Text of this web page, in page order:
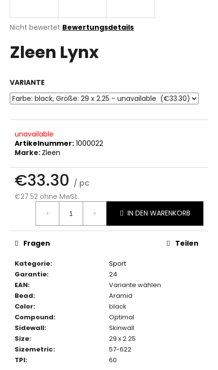
Die
Produktbewertung
ist
5
Sternen.
Nicht bewertet Bewertungsdetails
Zleen Lynx
VARIANTE
unavailable
Artikelnummer: 1000022
Marke: Zleen
€33.30 / pc
€27.52 ohne MwSt.
Verkaufspreis:
IN DEN WARENKORB
Kategorie:
Sport
Garantie:
24
EAN:
Variante wählen
Bead:
Aramid
Color:
black
Compound:
Optimal
Sidewall:
Skinwall
Size:
29 x 2.25
Sizemetric:
57-622
TPI: 60
Fragen Teilen
W
i
r
m
p
e
h
e
n